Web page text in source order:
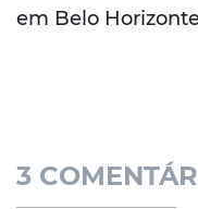
em Belo
3